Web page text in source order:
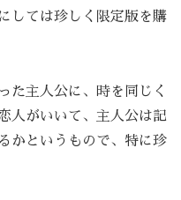
しては珍しく限定版を購
た主人公に、時を同じく
人がいいて、主人公は記
かというもので、特に珍